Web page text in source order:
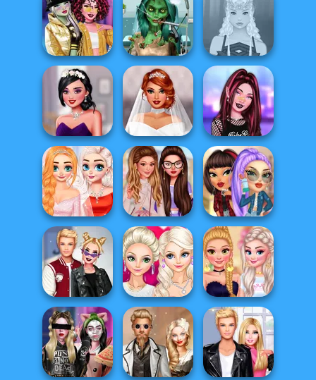
Bab's Back to
School Style
Cha...
Staying Home
Christmas Eve
Wednesday
Besties Fun Day
Elven Makeover
Ghoulish To
Gorgeous Cool
Zomb...
Too Cool For
School
TikTok Fashion
Slot Machine
Plus Size
Wedding
Uninvited
Bridesmaids
VSCO and E-Girl
Bffs
Stars Date War
My Sister's
Wedding Day
Bachelorette
Party
Elsa Crazy In Love
Kiss, Marry, Hate
Challenge